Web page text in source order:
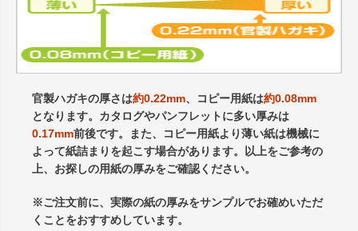
官製ハガキの厚さは約0.22mm、コピー用紙は約0.08mm
となります。カタログやパンフレットに多い厚みは
0.17mm前後です。また、コピー用紙より薄い紙は機械に
よって紙詰まりを起こす場合があります。以上をご参考の
上、お探しの用紙の厚みをご確認ください。
※ご注文前に、実際の紙の厚みをサンプルでお確めいただ
くことをおすすめしています。